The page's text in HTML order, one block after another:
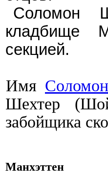
Соломон
кладбище
секцией.
Имя Соломон
Шехтер
забойщика
Манхэттен